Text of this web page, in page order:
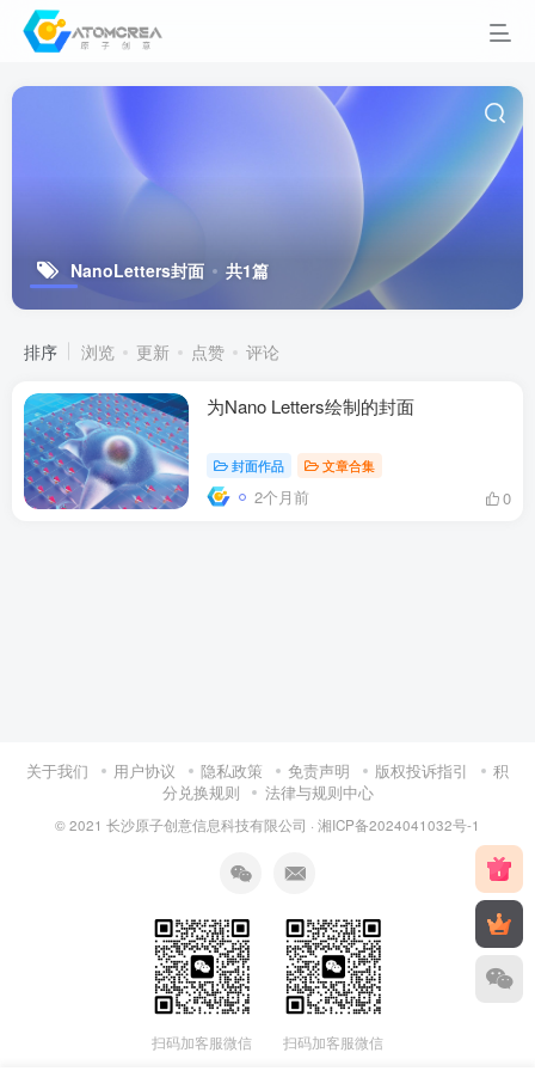
NanoLetters封面 共1篇
排序 浏览 更新 点赞 评论
为Nano Letters绘制的封面
封面作品 文章合集
2个月前 0
关于我们 用户协议 隐私政策 免责声明 版权投诉指引
积
分兑换规则
法律与规则中心
© 2021 长沙原子创意信息科技有限公司 · 湘ICP备2024041032号-1
扫码加客服微信 扫码加客服微信